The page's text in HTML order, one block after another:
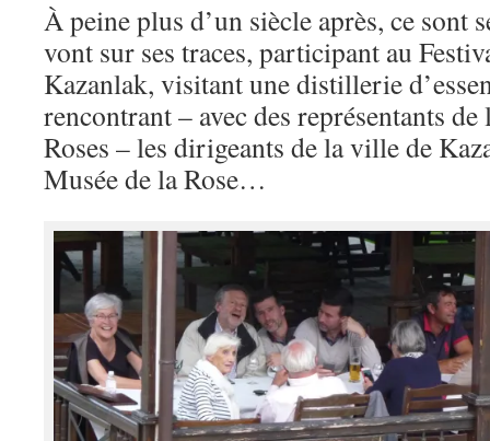
À peine plus d’un siècle après, ce sont
vont sur ses traces, participant au
Kazanlak, visitant une distillerie
rencontrant – avec des représentants
Roses – les dirigeants de la ville de
Musée de la Rose…